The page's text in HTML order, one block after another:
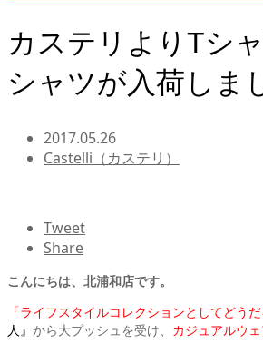
カステリよりTシ
シャツが入荷しま
2017.05.26
Castelli（カステリ）
Tweet
Share
こんにちは、北浦和店です。
「ライフスタイルコレクションとしてどうだ
人』 から大プッシュを受け、 カジュアルウ